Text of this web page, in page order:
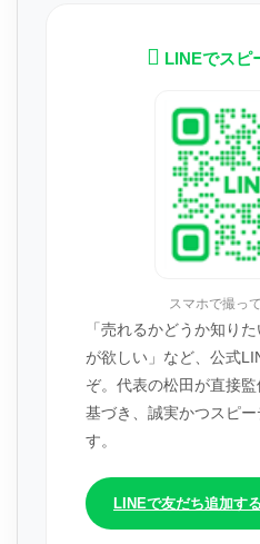
LINEでスピ
スマホで撮っ
「売れるかどうか知り
が欲しい」など、公式
ぞ。代表の松田が直接
基づき、誠実かつスピ
す。
LINEで友だち追加する